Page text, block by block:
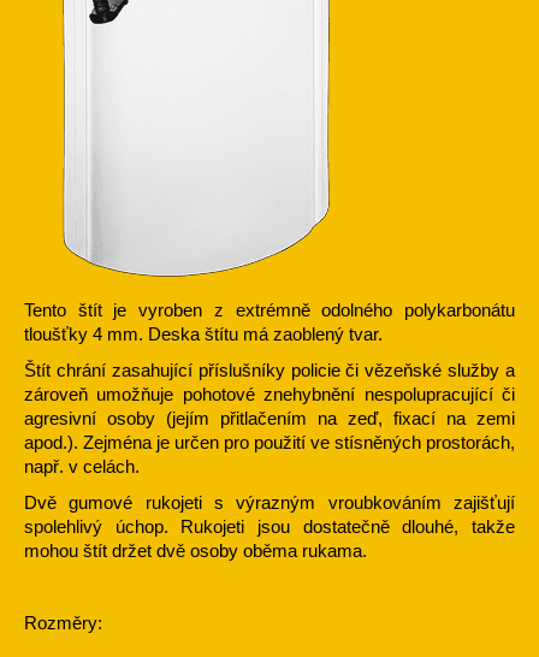
Tento štít je vyroben z extrémně odolného polykarbonátu
tloušťky 4 mm. Deska štítu má zaoblený tvar.
Štít chrání zasahující příslušníky policie či vězeňské služby a
zároveň umožňuje pohotové znehybnění nespolupracující či
agresivní osoby (jejím přitlačením na zeď, fixací na zemi
apod.). Zejména je určen pro použití ve stísněných prostorách,
např. v celách.
Dvě gumové rukojeti s výrazným vroubkováním zajišťují
spolehlivý úchop. Rukojeti jsou dostatečně dlouhé, takže
mohou štít držet dvě osoby oběma rukama.
Rozměry: